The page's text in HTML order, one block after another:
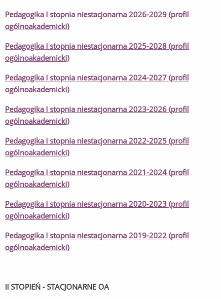
Pedagogika I stopnia niestacjonarna 2026-2029 (profil
ogólnoakademicki)
Pedagogika I stopnia niestacjonarna 2025-2028 (profil
ogólnoakademicki)
Pedagogika I stopnia niestacjonarna 2024-2027 (profil
ogólnoakademicki)
Pedagogika I stopnia niestacjonarna 2023-2026 (profil
ogólnoakademicki)
Pedagogika I stopnia niestacjonarna 2022-2025 (profil
ogólnoakademicki)
Pedagogika I stopnia niestacjonarna 2021-2024 (profil
ogólnoakademicki)
Pedagogika I stopnia niestacjonarna 2020-2023 (profil
ogólnoakademicki)
Pedagogika I stopnia niestacjonarna 2019-2022 (profil
ogólnoakademicki)
II STOPIEŃ - STACJONARNE OA